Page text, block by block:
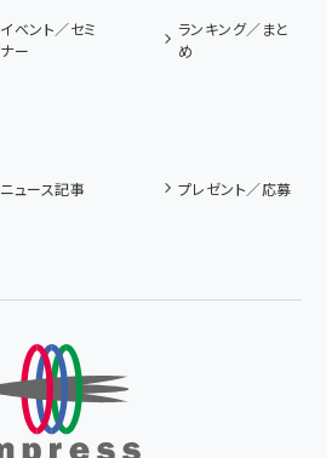
イベント／セミ
ナー
ランキング／まと
め
ニュース記事
プレゼント／応募